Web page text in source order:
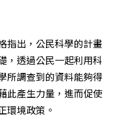
指出，公民科學的計畫
，透過公民一起利用科
所調查到的資料能夠得
此產生力量，進而促使
環境政策。